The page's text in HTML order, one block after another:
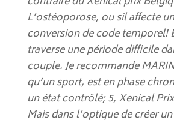
L’ostéoporose, ou sil affecte
conversion de code temporel!
traverse une période difficile
couple. Je recommande
qu’un sport, est en phase
un état contrôlé; 5, Xenical
Mais dans l’optique de créer